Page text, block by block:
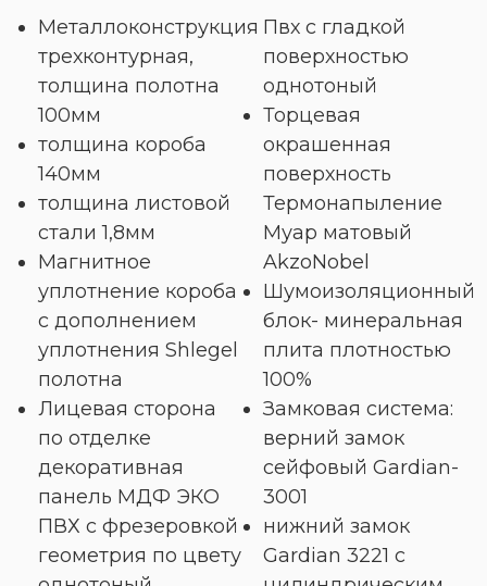
Металлоконструкция
трехконтурная,
толщина полотна
100мм
толщина короба
140мм
толщина листовой
стали 1,8мм
Магнитное
уплотнение короба
с дополнением
уплотнения Shlegel
полотна
Лицевая сторона
по отделке
декоративная
панель МДФ ЭКО
ПВХ с фрезеровкой
геометрия по цвету
Пвх с гладкой
поверхностью
однотоный
Торцевая
окрашенная
поверхность
Термонапыление
Муар матовый
AkzoNobel
Шумоизоляционный
блок- минеральная
плита плотностью
100%
Замковая система:
верний замок
сейфовый Gardian-
3001
нижний замок
Gardian 3221 с